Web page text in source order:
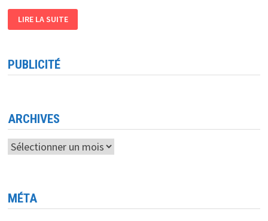
NUMÉRIQUE
2030
STRATÉGIE
AMBITIEUSE
POUR
CITOYENS
ET
DES
ENTREPRISES
LIRE LA SUITE
PUBLICITÉ
ARCHIVES
Archives
MÉTA